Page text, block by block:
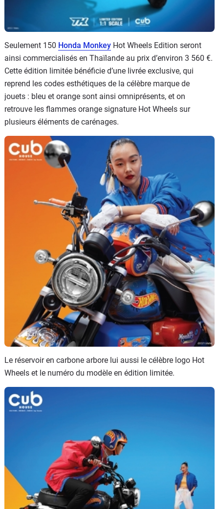
Seulement 150 Honda Monkey Hot Wheels Edition seront
ainsi commercialisés en Thaïlande au prix d’environ 3 560 €.
Cette édition limitée bénéficie d’une livrée exclusive, qui
reprend les codes esthétiques de la célèbre marque de
jouets : bleu et orange sont ainsi omniprésents, et on
retrouve les flammes orange signature Hot Wheels sur
plusieurs éléments de carénages.
Le réservoir en carbone arbore lui aussi le célèbre logo Hot
Wheels et le numéro du modèle en édition limitée.